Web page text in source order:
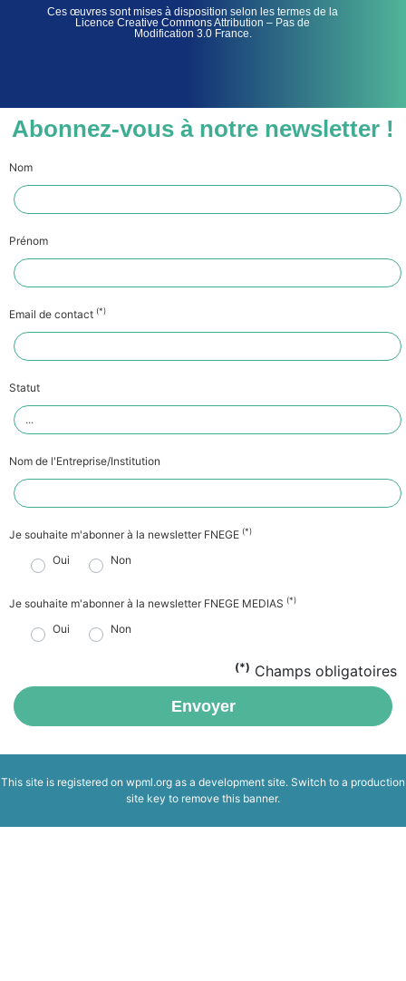
Ces œuvres sont mises à disposition selon les termes de la
Licence Creative Commons Attribution – Pas de
Modification 3.0 France.
Abonnez-vous à notre newsletter !
Nom
Prénom
Email de contact (*)
Statut
Nom de l'Entreprise/Institution
Je souhaite m'abonner à la newsletter FNEGE (*)
Oui Non
Je souhaite m'abonner à la newsletter FNEGE MEDIAS (*)
Oui Non
(*) Champs obligatoires
Envoyer
This site is registered on wpml.org as a development site. Switch to a production
site key to remove this banner.